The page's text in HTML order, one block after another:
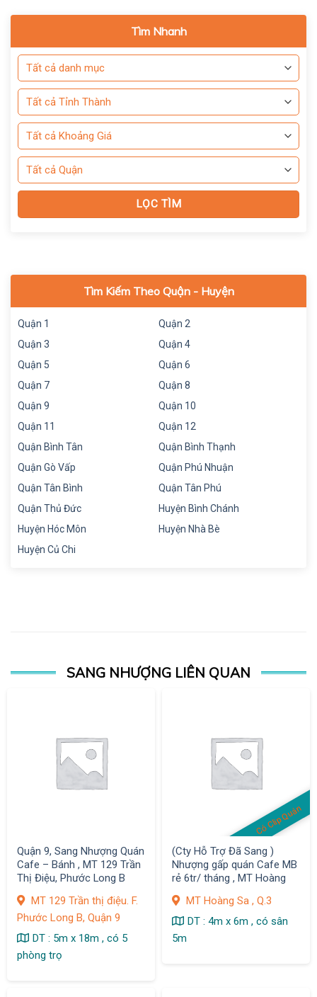
Tìm Nhanh
Tìm Kiếm Theo Quận - Huyện
Quận 1
Quận 2
Quận 3
Quận 4
Quận 5
Quận 6
Quận 7
Quận 8
Quận 9
Quận 10
Quận 11
Quận 12
Quận Bình Tân
Quận Bình Thạnh
Quận Gò Vấp
Quận Phú Nhuận
Quận Tân Bình
Quận Tân Phú
Quận Thủ Đức
Huyện Bình Chánh
Huyện Hóc Môn
Huyện Nhà Bè
Huyện Củ Chi
SANG NHƯỢNG LIÊN QUAN
Quận 9, Sang Nhượng Quán
Cafe – Bánh , MT 129 Trần
Thị Điệu, Phước Long B
MT 129 Trần thị điệu. F.
Phước Long B, Quận 9
DT : 5m x 18m , có 5
phòng trọ
Có Clip Quán
(Cty Hỗ Trợ Đã Sang )
Nhượng gấp quán Cafe MB
rẻ 6tr/ tháng , MT Hoàng
MT Hoàng Sa , Q.3
DT : 4m x 6m , có sân
5m